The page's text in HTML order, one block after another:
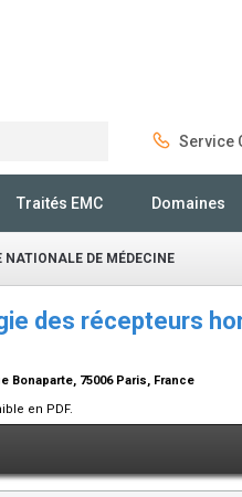
Service
Traités EMC Domaines
DE MÉDECINE
des récepteurs
Bonaparte, 75006 Paris, France
en PDF.